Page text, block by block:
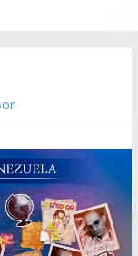
año CXXXIII Mes V,